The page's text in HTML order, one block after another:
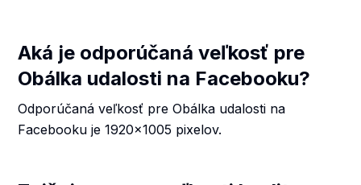
Aká je odporúčaná veľkosť pre
Obálka udalosti na Facebooku?
Odporúčaná veľkosť pre Obálka udalosti na
Facebooku je 1920x1005 pixelov.